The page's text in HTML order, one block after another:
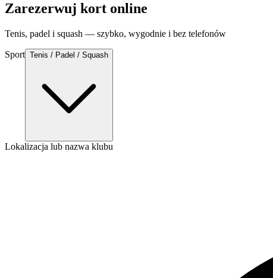
Zarezerwuj kort online
Tenis, padel i squash — szybko, wygodnie i bez telefonów
Sport Tenis / Padel / Squash
Lokalizacja lub nazwa klubu